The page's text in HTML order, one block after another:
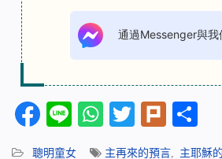
通過Messenger與我
Facebook
LineWhatsApp
Twitter
Plurk
享
聰明童女 主再來的預言 主耶穌